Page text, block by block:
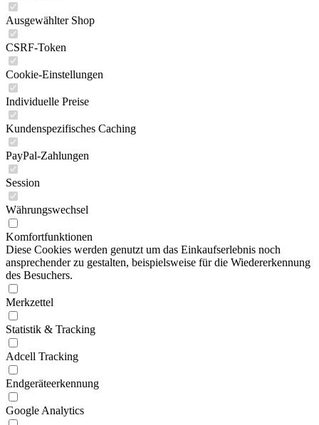
Ausgewählter Shop
CSRF-Token
Cookie-Einstellungen
Individuelle Preise
Kundenspezifisches Caching
PayPal-Zahlungen
Session
Währungswechsel
Komfortfunktionen
Diese Cookies werden genutzt um das Einkaufserlebnis noch
ansprechender zu gestalten, beispielsweise für die Wiedererkennung
des Besuchers.
Merkzettel
Statistik & Tracking
Adcell Tracking
Endgeräteerkennung
Google Analytics